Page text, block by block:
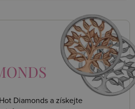
Diamonds a získejte